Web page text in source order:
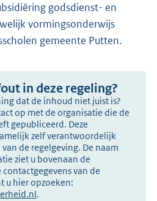
godsdienst- en
vormingsonderwijs
gemeente Putten.
in deze regeling?
dat de inhoud niet juist is?
op met de organisatie die de
gepubliceerd. Deze
zelf verantwoordelijk
de regelgeving. De naam
ziet u bovenaan de
contactgegevens van de
u hier opzoeken:
.